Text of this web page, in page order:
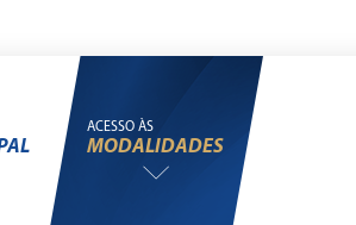
ACESSO ÀS
MODALIDADES